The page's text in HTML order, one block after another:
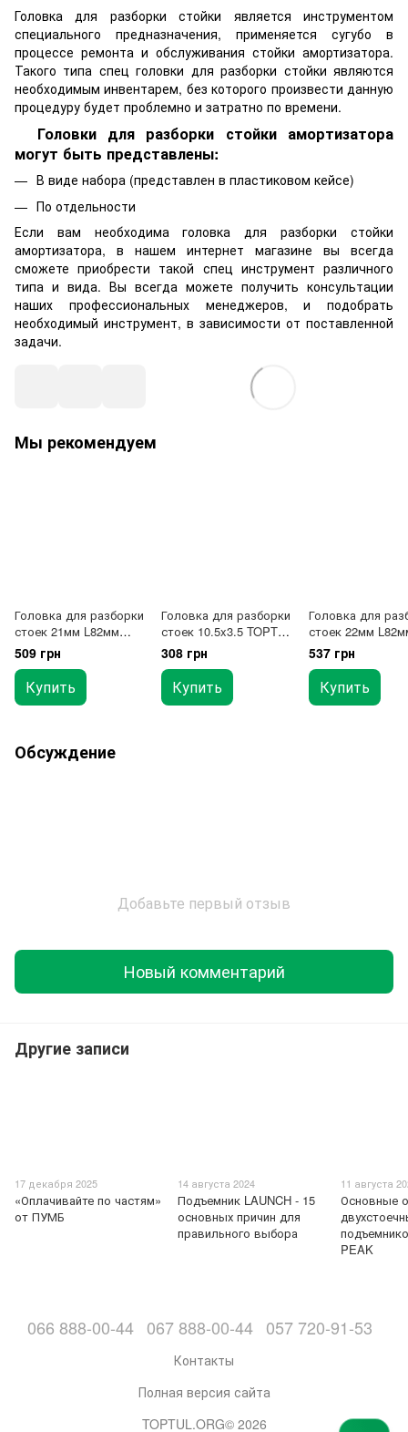
Головка для разборки стойки является инструментом
специального предназначения, применяется сугубо в
процессе ремонта и обслуживания стойки амортизатора.
Такого типа спец головки для разборки стойки являются
необходимым инвентарем, без которого произвести данную
процедуру будет проблемно и затратно по времени.
Головки для разборки стойки амортизатора
могут быть представлены:
В виде набора (представлен в пластиковом кейсе)
По отдельности
Если вам необходима головка для разборки стойки
амортизатора, в нашем интернет магазине вы всегда
сможете приобрести такой спец инструмент различного
типа и вида. Вы всегда можете получить консультации
наших профессиональных менеджеров, и подобрать
необходимый инструмент, в зависимости от поставленной
задачи.
Мы рекомендуем
Головка для разборки
стоек 21мм L82мм
TOPTUL JEBJ0121
509 грн
Купить
Головка для разборки
стоек 10.5x3.5 TOPTUL
JEAJ0201
308 грн
Купить
Головка для
стоек 22мм
TOPTUL
537 грн
Купить
Обсуждение
Добавьте первый отзыв
Новый комментарий
Другие записи
17 декабря 2025
«Оплачивайте по частям»
от ПУМБ
14 августа 2024
Подъемник LAUNCH - 15
основных причин для
правильного выбора
11 августа
Основные
PEAK
066 888-00-44 067 888-00-44 057 720-91-53
Контакты
Полная версия сайта
TOPTUL.ORG© 2026